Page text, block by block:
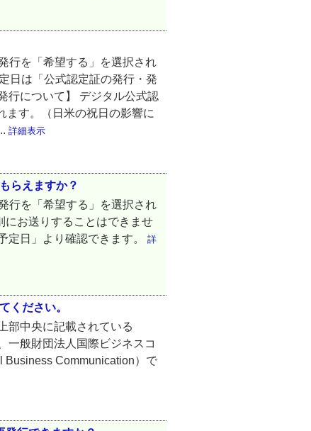
行を「希望する」を選択され
日は「公式認定証の発行・発
行について】 デジタル公式認
ます。（日米の祝日の影響に
詳細表示
らえますか？
行を「希望する」を選択され
にお送りすることはできませ
定日」より確認できます。 詳
ください。
部中央に記載されている
一般財団法人国際ビジネスコ
Business Communication）で